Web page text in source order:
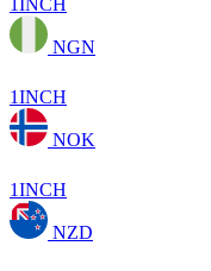
1INCH
NGN
1INCH
NOK
1INCH
NZD